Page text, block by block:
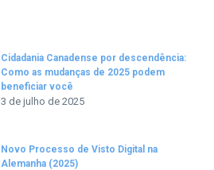
Cidadania Canadense por descendência:
Como as mudanças de 2025 podem
beneficiar você
3 de julho de 2025
Novo Processo de Visto Digital na
Alemanha (2025)